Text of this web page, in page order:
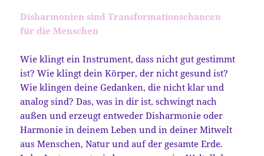
Disharmonien sind Transformationschancen
für die Menschen
Wie klingt ein Instrument, dass nicht gut gestimmt
ist? Wie klingt dein Körper, der nicht gesund ist?
Wie klingen deine Gedanken, die nicht klar und
analog sind? Das, was in dir ist, schwingt nach
außen und erzeugt entweder Disharmonie oder
Harmonie in deinem Leben und in deiner Mitwelt
aus Menschen, Natur und auf der gesamte Erde.